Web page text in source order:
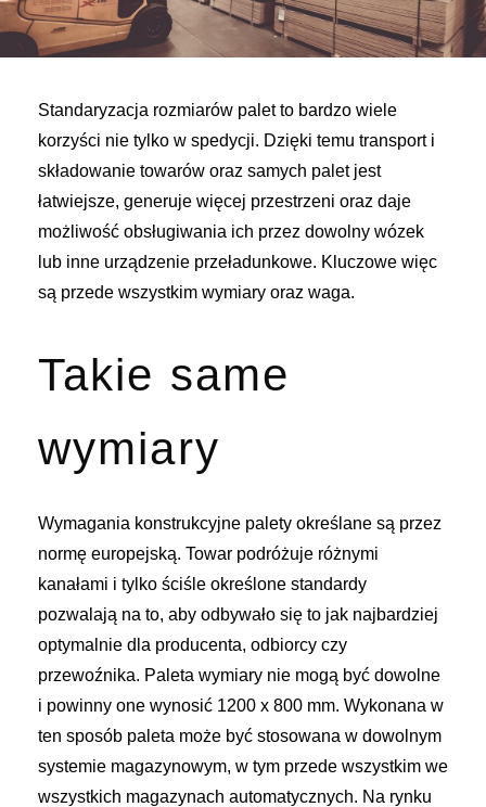
Standaryzacja rozmiarów palet to bardzo wiele
korzyści nie tylko w spedycji. Dzięki temu transport i
składowanie towarów oraz samych palet jest
łatwiejsze, generuje więcej przestrzeni oraz daje
możliwość obsługiwania ich przez dowolny wózek
lub inne urządzenie przeładunkowe. Kluczowe więc
są przede wszystkim wymiary oraz waga.
Takie same
wymiary
Wymagania konstrukcyjne palety określane są przez
normę europejską. Towar podróżuje różnymi
kanałami i tylko ściśle określone standardy
pozwalają na to, aby odbywało się to jak najbardziej
optymalnie dla producenta, odbiorcy czy
przewoźnika. Paleta wymiary nie mogą być dowolne
i powinny one wynosić 1200 x 800 mm. Wykonana w
ten sposób paleta może być stosowana w dowolnym
systemie magazynowym, w tym przede wszystkim we
wszystkich magazynach automatycznych. Na rynku